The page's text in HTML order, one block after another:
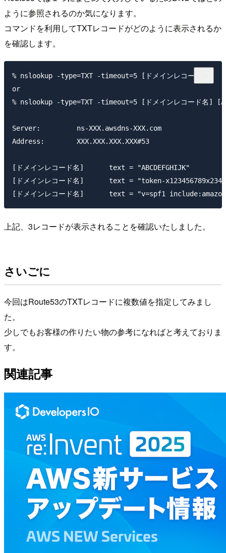
ように参照されるのか気になります。
コマンドを利用してTXTレコードがどのように表示されるか
を確認します。
% nslookup -type=TXT -timeout=5 [ドメインレコード名]
or
% nslookup -type=TXT -timeout=5 [ドメインレコード名]
Server:		ns-XXX.awsdns-XXX.com
Address:	XXX.XXX.XXX.XXX#53
[ドメインレコード名]	text = "ABCDEFGHIJK"
[ドメインレコード名]	text = "token-x123456789x234"
上記、3レコードが表示されることを確認いたしました。
さいごに
今回はRoute53のTXTレコードに複数値を指定してみまし
た。
少しでもお客様の作りたい物の参考になればと考えておりま
す。
関連記事